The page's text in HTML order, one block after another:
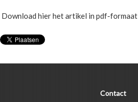
Download hier het artikel in pdf-formaat
Contact